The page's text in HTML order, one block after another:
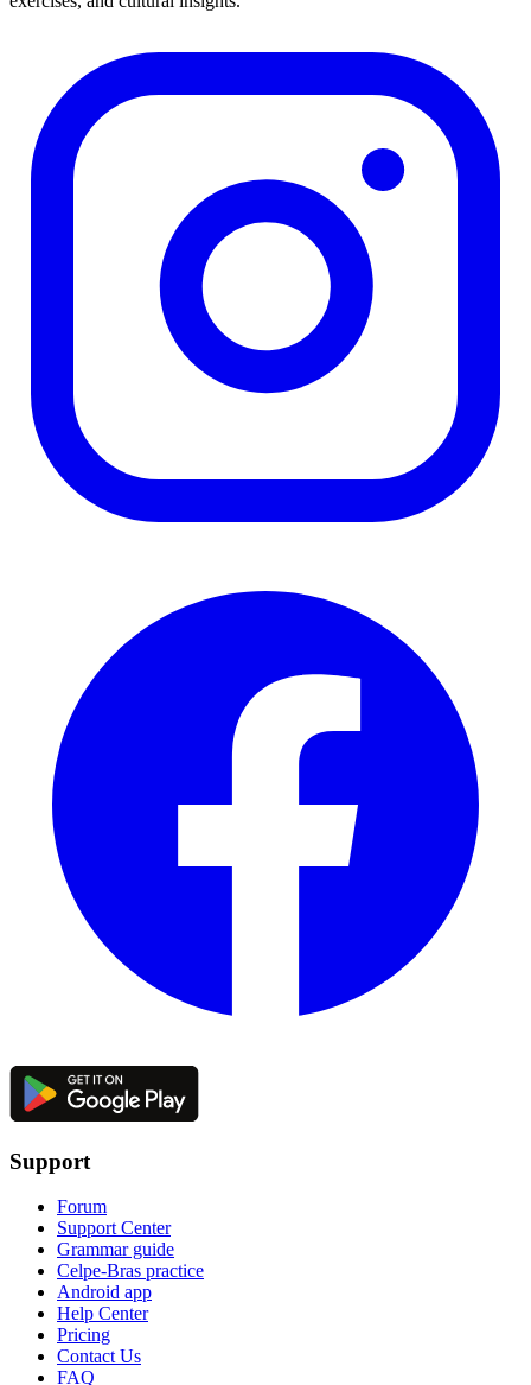
Support
Forum
Support Center
Grammar guide
Celpe-Bras practice
Android app
Help Center
Pricing
Contact Us
FAQ